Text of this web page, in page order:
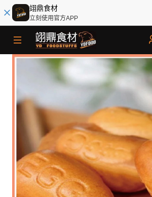
翊鼎食材
立刻使用官方APP